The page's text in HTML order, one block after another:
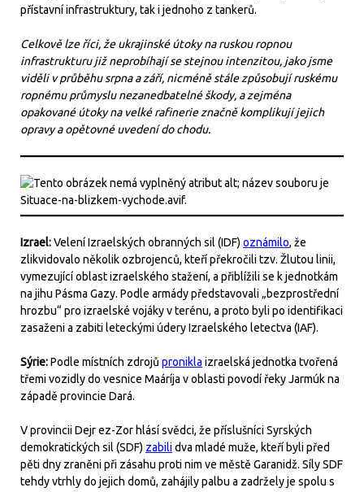
přístavní infrastruktury, tak i jednoho z tankerů.
Celkově lze říci, že ukrajinské útoky na ruskou ropnou
infrastrukturu již neprobíhají se stejnou intenzitou, jako jsme
viděli v průběhu srpna a září, nicméně stále způsobují ruskému
ropnému průmyslu nezanedbatelné škody, a zejména
opakované útoky na velké rafinerie značně komplikují jejich
opravy a opětovné uvedení do chodu.
Izrael:Velení Izraelských obranných sil (IDF) oznámilo, že
zlikvidovalo několik ozbrojenců, kteří překročili tzv. Žlutou linii,
vymezující oblast izraelského stažení, a přiblížili se k jednotkám
na jihu Pásma Gazy. Podle armády představovali „bezprostřední
hrozbu“ pro izraelské vojáky v terénu, a proto byli po identifikaci
zasaženi a zabiti leteckými údery Izraelského letectva (IAF).
Sýrie:Podle místních zdrojů pronikla izraelská jednotka tvořená
třemi vozidly do vesnice Maáríja v oblasti povodí řeky Jarmúk na
západě provincie Dará.
V provincii Dejr ez-Zor hlásí svědci, že příslušníci Syrských
demokratických sil (SDF) zabilidva mladé muže, kteří byli před
pěti dny zraněni při zásahu proti nim ve městě Garanidž. Síly SDF
tehdy vtrhly do jejich domů, zahájily palbu a zadržely je spolu s